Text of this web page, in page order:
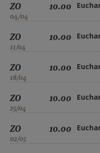
ZO
04/04
10.00
ZO
11/04
10.00
ZO
18/04
10.00
ZO
25/04
10.00
ZO
02/05
10.00